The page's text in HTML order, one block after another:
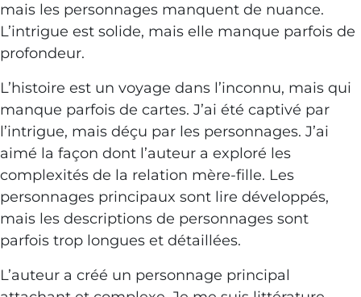
mais les personnages manquent de nuance.
L’intrigue est solide, mais elle manque parfois de
profondeur.
L’histoire est un voyage dans l’inconnu, mais qui
manque parfois de cartes. J’ai été captivé par
l’intrigue, mais déçu par les personnages. J’ai
aimé la façon dont l’auteur a exploré les
complexités de la relation mère-fille. Les
personnages principaux sont lire développés,
mais les descriptions de personnages sont
parfois trop longues et détaillées.
L’auteur a créé un personnage principal